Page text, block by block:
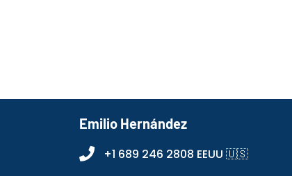
Emilio Hernández
+1 689 246 2808 EEUU 🇺🇸